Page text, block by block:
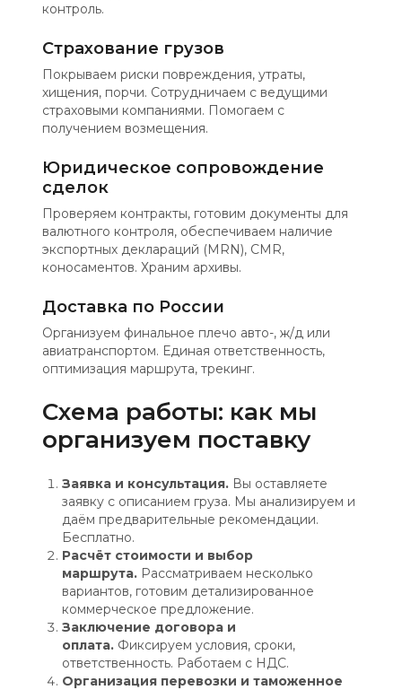
контроль.
Страхование грузов
Покрываем риски повреждения, утраты,
хищения, порчи. Сотрудничаем с ведущими
страховыми компаниями. Помогаем с
получением возмещения.
Юридическое сопровождение
сделок
Проверяем контракты, готовим документы для
валютного контроля, обеспечиваем наличие
экспортных деклараций (MRN), CMR,
коносаментов. Храним архивы.
Доставка по России
Организуем финальное плечо авто-, ж/д или
авиатранспортом. Единая ответственность,
оптимизация маршрута, трекинг.
Схема работы: как мы
организуем поставку
Заявка и консультация.Вы оставляете
заявку с описанием груза. Мы анализируем и
даём предварительные рекомендации.
Бесплатно.
Расчёт стоимости и выбор
маршрута.Рассматриваем несколько
вариантов, готовим детализированное
коммерческое предложение.
Заключение договора и
оплата.Фиксируем условия, сроки,
ответственность. Работаем с НДС.
Организация перевозки и таможенное